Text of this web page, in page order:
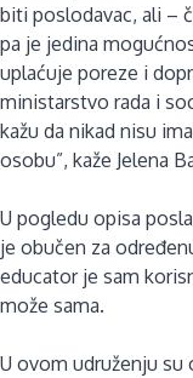
biti poslodavac, ali –
pa je jedina
uplaćuje poreze i
ministarstvo rada i
kažu da nikad nisu
osobu”, kaže Jelena
U pogledu opisa
je obučen za
educator je sam
može sama.
U ovom udruženju su